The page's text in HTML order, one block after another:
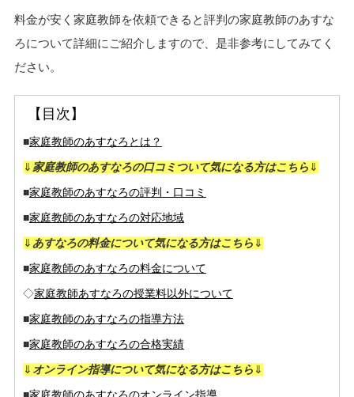
料金が安く家庭教師を依頼できると評判の家庭教師のあすな
ろについて詳細にご紹介しますので、是非参考にしてみてく
ださい。
【目次】
■家庭教師のあすなろとは？
⇓ 家庭教師のあすなろの口コミついて気になる方はこちら ⇓
■家庭教師のあすなろの評判・口コミ
■家庭教師のあすなろの対応地域
⇓ あすなろの料金について気になる方はこちら ⇓
■家庭教師のあすなろの料金について
◇家庭教師あすなろの授業料以外について
■家庭教師のあすなろの指導方法
■家庭教師のあすなろの合格実績
⇓ オンライン指導について気になる方はこちら ⇓
■家庭教師のあすなろのオンライン指導